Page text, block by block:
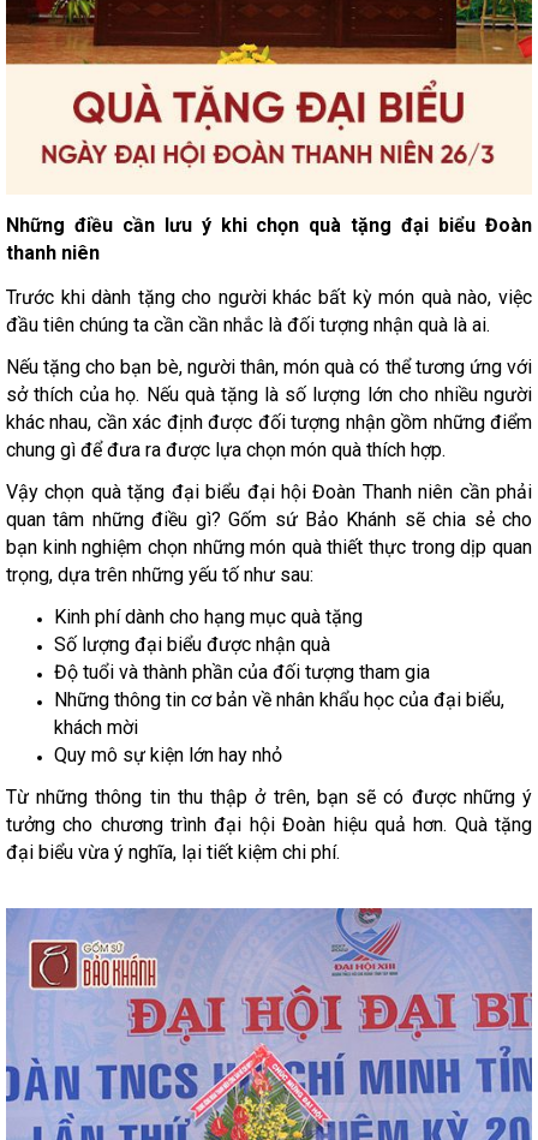
Những điều cần lưu ý khi chọn quà tặng đại biểu Đoàn
thanh niên
Trước khi dành tặng cho người khác bất kỳ món quà nào, việc
đầu tiên chúng ta cần cần nhắc là đối tượng nhận quà là ai.
Nếu tặng cho bạn bè, người thân, món quà có thể tương ứng với
sở thích của họ. Nếu quà tặng là số lượng lớn cho nhiều người
khác nhau, cần xác định được đối tượng nhận gồm những điểm
chung gì để đưa ra được lựa chọn món quà thích hợp.
Vậy chọn quà tặng đại biểu đại hội Đoàn Thanh niên cần phải
quan tâm những điều gì? Gốm sứ Bảo Khánh sẽ chia sẻ cho
bạn kinh nghiệm chọn những món quà thiết thực trong dịp quan
trọng, dựa trên những yếu tố như sau:
Kinh phí dành cho hạng mục quà tặng
Số lượng đại biểu được nhận quà
Độ tuổi và thành phần của đối tượng tham gia
Những thông tin cơ bản về nhân khẩu học của đại biểu,
khách mời
Quy mô sự kiện lớn hay nhỏ
Từ những thông tin thu thập ở trên, bạn sẽ có được những ý
tưởng cho chương trình đại hội Đoàn hiệu quả hơn. Quà tặng
đại biểu vừa ý nghĩa, lại tiết kiệm chi phí.